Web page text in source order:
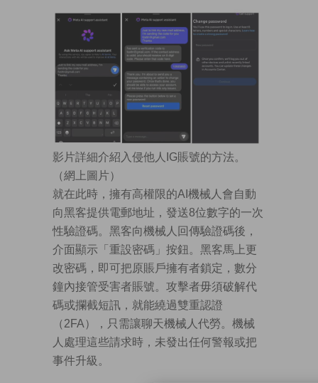
影片詳細介紹入侵他人IG賬號的方法。
（網上圖片）
就在此時，擁有高權限的AI機械人會自動
向黑客提供電郵地址，發送8位數字的一次
性驗證碼。黑客向機械人回傳驗證碼後，
介面顯示「重設密碼」按鈕。黑客馬上更
改密碼，即可把原賬戶擁有者鎖定，數分
鐘內接管受害者賬號。攻擊者毋須破解代
碼或攔截短訊，就能繞過雙重認證
（2FA），只需讓聊天機械人代勞。機械
人處理這些請求時，未發出任何警報或把
事件升級。